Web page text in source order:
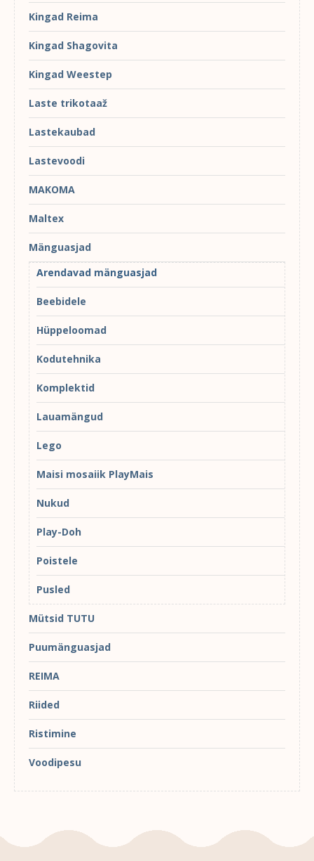
Kingad Reima
Kingad Shagovita
Kingad Weestep
Laste trikotaaž
Lastekaubad
Lastevoodi
MAKOMA
Maltex
Mänguasjad
Arendavad mänguasjad
Beebidele
Hüppeloomad
Kodutehnika
Komplektid
Lauamängud
Lego
Maisi mosaiik PlayMais
Nukud
Play-Doh
Poistele
Pusled
Mütsid TUTU
Puumänguasjad
REIMA
Riided
Ristimine
Voodipesu